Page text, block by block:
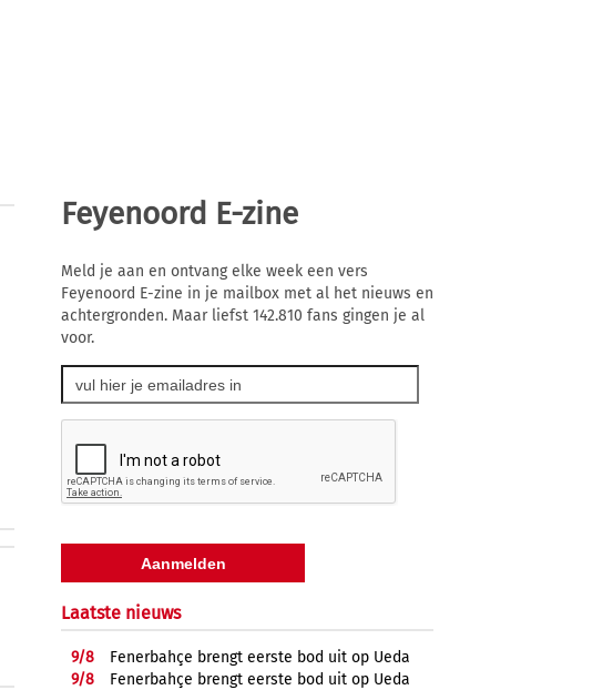
Feyenoord E-zine
Meld je aan en ontvang elke week een vers
Feyenoord E-zine in je mailbox met al het nieuws en
achtergronden. Maar liefst 142.810 fans gingen je al
voor.
Laatste nieuws
9/8
Fenerbahçe brengt eerste bod uit op Ueda
9/8
Fenerbahçe brengt eerste bod uit op Ueda